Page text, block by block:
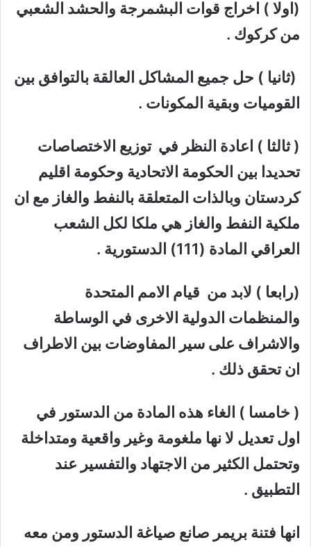
(اولا ) اخراج قوات البشمرجة والحشد الشعبي
من كركوك .
(ثانيا ) حل جميع المشاكل العالقة بالتوافق بين
القوميات وبقية المكونات .
( ثالثا ) اعادة النظر في توزيع الاختصاصات
تحديدا بين الحكومة الاتحادية وحكومة اقليم
كردستان وبالذات المتعلقة بالنفط والغاز مع ان
ملكية النفط والغاز هي ملكا لكل الشعب
العراقي المادة (111) الدستورية .
(رابعا ) لابد من قيام الامم المتحدة
والمنظمات الدولية الاخرى في الوساطة
والاشراف على سير المفاوضات بين الاطراف
ان تحقق ذلك .
( خامسا ) الغاء هذه المادة من الدستور في
اول تعديل لا نها ملغومة وغير واقعية ومتداخلة
وتحتمل الكثير من الاجتهاد والتفسير عند
التطبيق .
انها فتنة بريمر صانع صياغة الدستور ومن معه